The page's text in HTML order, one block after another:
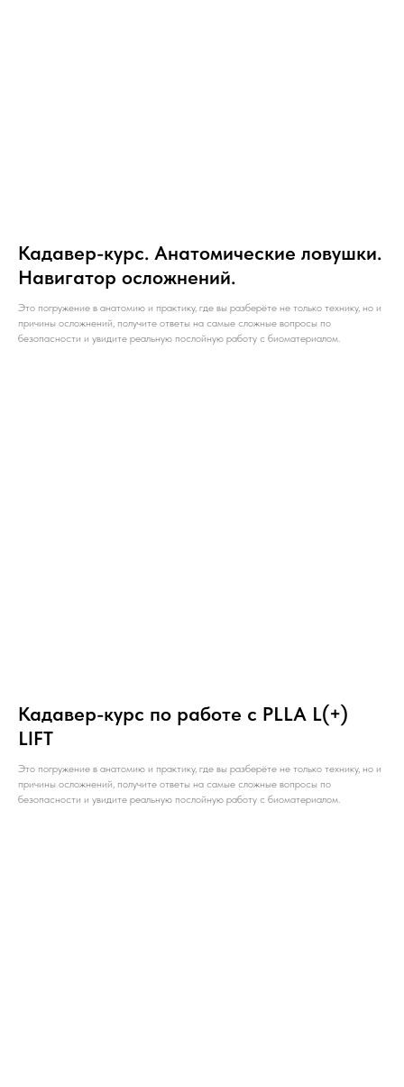
Кадавер-курс. Анатомические ловушки.
Навигатор осложнений.
Это погружение в анатомию и практику, где вы разберёте не только технику, но и
причины осложнений, получите ответы на самые сложные вопросы по
безопасности и увидите реальную послойную работу с биоматериалом.
Кадавер-курс по работе с PLLA L(+)
LIFT
Это погружение в анатомию и практику, где вы разберёте не только технику, но и
причины осложнений, получите ответы на самые сложные вопросы по
безопасности и увидите реальную послойную работу с биоматериалом.